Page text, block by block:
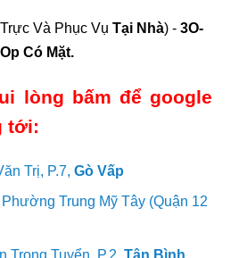
Và Phục Vụ Tại Nhà) - 3O-
Có Mặt.
lòng bấm để google
tới:
Trị, P.7, Gò Vấp
Trung Mỹ Tây (Quận 12
Trọng Tuyển, P.2, Tân Bình